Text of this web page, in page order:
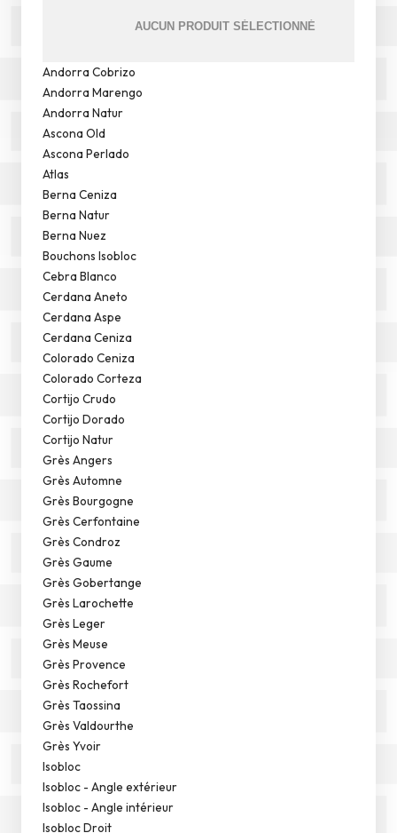
Andorra Cobrizo
Andorra Marengo
Andorra Natur
Ascona Old
Ascona Perlado
Atlas
Berna Ceniza
Berna Natur
Berna Nuez
Bouchons Isobloc
Cebra Blanco
Cerdana Aneto
Cerdana Aspe
Cerdana Ceniza
Colorado Ceniza
Colorado Corteza
Cortijo Crudo
Cortijo Dorado
Cortijo Natur
Grès Angers
Grès Automne
Grès Bourgogne
Grès Cerfontaine
Grès Condroz
Grès Gaume
Grès Gobertange
Grès Larochette
Grès Leger
Grès Meuse
Grès Provence
Grès Rochefort
Grès Taossina
Grès Valdourthe
Grès Yvoir
Isobloc
Isobloc - Angle extérieur
Isobloc - Angle intérieur
Isobloc Droit